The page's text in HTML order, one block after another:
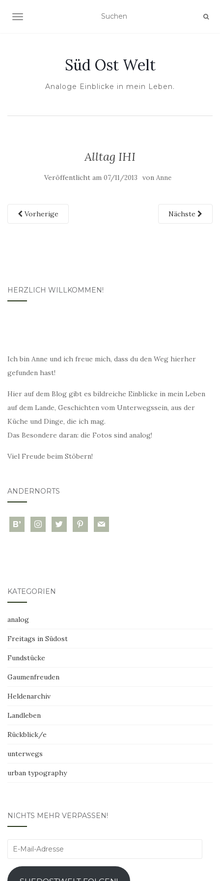
NAVIGATION UMSCHALTEN
Süd Ost Welt
Analoge Einblicke in mein Leben.
Alltag IHI
Veröffentlicht am 07/11/2013 von Anne
Vorherige Nächste
HERZLICH WILLKOMMEN!
Ich bin Anne und ich freue mich, dass du den Weg hierher
gefunden hast!
Hier auf dem Blog gibt es bildreiche Einblicke in mein Leben
auf dem Lande, Geschichten vom Unterwegssein, aus der
Küche und Dinge, die ich mag.
Das Besondere daran: die Fotos sind analog!
Viel Freude beim Stöbern!
ANDERNORTS
bloglovininstagramtwitter pinterest
mail
KATEGORIEN
analog
Freitags in Südost
Fundstücke
Gaumenfreuden
Heldenarchiv
Landleben
Rückblick/e
unterwegs
urban typography
NICHTS MEHR VERPASSEN!
E-
Adresse